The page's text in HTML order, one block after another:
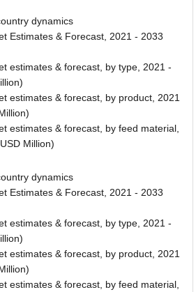
dynamics
Estimates & Forecast, 2021 - 2033
estimates & forecast, by type, 2021 -
estimates & forecast, by product, 2021
estimates & forecast, by feed material,
Million)
dynamics
Estimates & Forecast, 2021 - 2033
estimates & forecast, by type, 2021 -
estimates & forecast, by product, 2021
estimates & forecast, by feed material,